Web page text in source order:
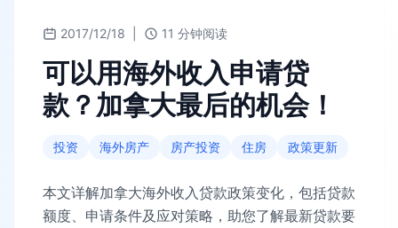
2017/12/18 11 分钟阅读
可以用海外收入申请贷
款？加拿大最后的机会！
投资 海外房产 房产投资 住房 政策更新
本文详解加拿大海外收入贷款政策变化，包括贷款
额度、申请条件及应对策略，助您了解最新贷款要